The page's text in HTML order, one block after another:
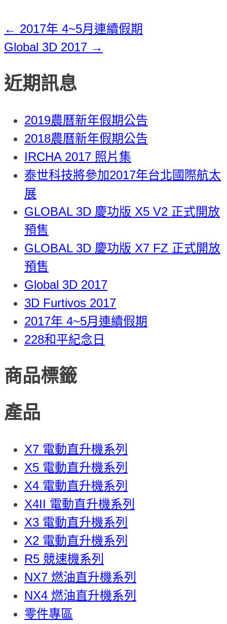
← 2017年 4~5月連續假期
Global 3D 2017 →
近期訊息
2019農曆新年假期公告
2018農曆新年假期公告
IRCHA 2017 照片集
泰世科技將參加2017年台北國際航太
展
GLOBAL 3D 慶功版 X5 V2 正式開放
預售
GLOBAL 3D 慶功版 X7 FZ 正式開放
預售
Global 3D 2017
3D Furtivos 2017
2017年 4~5月連續假期
228和平紀念日
商品標籤
產品
X7 電動直升機系列
X5 電動直升機系列
X4 電動直升機系列
X4II 電動直升機系列
X3 電動直升機系列
X2 電動直升機系列
R5 競速機系列
NX7 燃油直升機系列
NX4 燃油直升機系列
零件專區